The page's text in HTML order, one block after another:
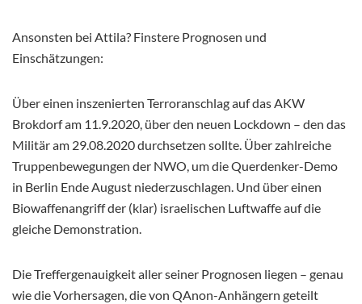
Ansonsten bei Attila? Finstere Prognosen und
Einschätzungen:
Über einen inszenierten Terroranschlag auf das AKW
Brokdorf am 11.9.2020, über den neuen Lockdown – den das
Militär am 29.08.2020 durchsetzen sollte. Über zahlreiche
Truppenbewegungen der NWO, um die Querdenker-Demo
in Berlin Ende August niederzuschlagen. Und über einen
Biowaffenangriff der (klar) israelischen Luftwaffe auf die
gleiche Demonstration.
Die Treffergenauigkeit aller seiner Prognosen liegen – genau
wie die Vorhersagen, die von QAnon-Anhängern geteilt